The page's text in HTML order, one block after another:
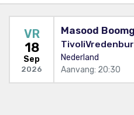
VR
18
Sep
2026
Masood
Nederland
Aanvang: 20:30